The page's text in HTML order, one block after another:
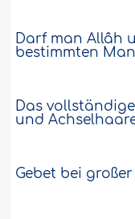
Darf man Allâh
bestimmten
Das
und
Gebet bei